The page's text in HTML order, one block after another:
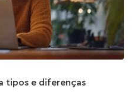
tipos e diferenças